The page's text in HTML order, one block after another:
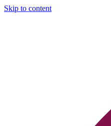
Skip to content